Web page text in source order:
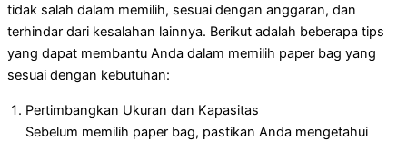
tidak salah dalam memilih, sesuai dengan anggaran, dan
terhindar dari kesalahan lainnya. Berikut adalah beberapa tips
yang dapat membantu Anda dalam memilih paper bag yang
sesuai dengan kebutuhan:
Pertimbangkan Ukuran dan Kapasitas
Sebelum memilih paper bag, pastikan Anda mengetahui